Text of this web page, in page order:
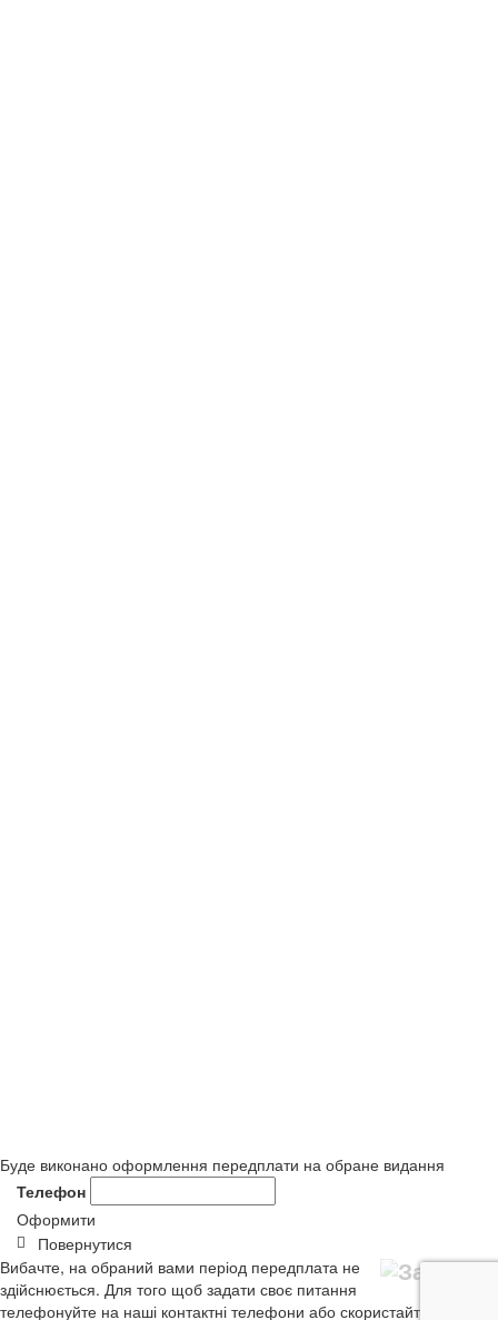
Буде виконано оформлення передплати на обране видання
Телефон
Оформити
Повернутися
Вибачте, на обраний вами період передплата не
здійснюється. Для того щоб задати своє питання
телефонуйте на наші контактні телефони або скористайтеся